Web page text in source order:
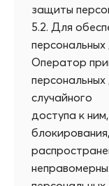
защиты
5.2. Для
Оператор
случайного
доступа к